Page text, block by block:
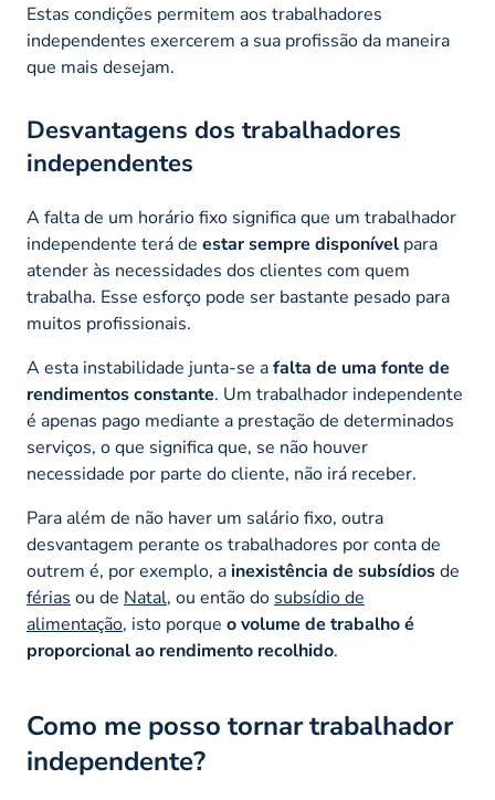
Estas condições permitem aos trabalhadores
independentes exercerem a sua profissão da maneira
que mais desejam.
Desvantagens dos trabalhadores
independentes
A falta de um horário fixo significa que um trabalhador
independente terá de estar sempre disponível para
atender às necessidades dos clientes com quem
trabalha. Esse esforço pode ser bastante pesado para
muitos profissionais.
A esta instabilidade junta-se afalta de uma fonte de
rendimentos constante. Um trabalhador independente
é apenas pago mediante a prestação de determinados
serviços, o que significa que, se não houver
necessidade por parte do cliente, não irá receber.
Para além de não haver um salário fixo, outra
desvantagem perante os trabalhadores por conta de
outrem é, por exemplo, a inexistência de subsídiosde
férias ou de Natal, ou então do subsídio de
alimentação, isto porque o volume de trabalho é
proporcional ao rendimento recolhido.
Como me posso tornar trabalhador
independente?